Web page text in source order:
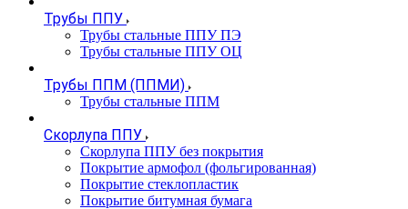
Трубы ППУ
Трубы стальные ППУ ПЭ
Трубы стальные ППУ ОЦ
Трубы ППМ (ППМИ)
Трубы стальные ППМ
Скорлупа ППУ
Скорлупа ППУ без покрытия
Покрытие армофол (фольгированная)
Покрытие стеклопластик
Покрытие битумная бумага